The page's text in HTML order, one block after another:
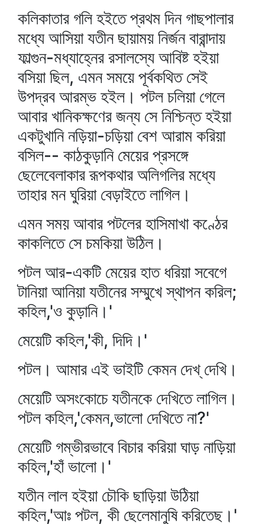
কলিকাতার গলি হইতে প্রথম দিন গাছপালার
মধ্যে আসিয়া যতীন ছায়াময় নির্জন বারান্দায়
ফাল্গুন-মধ্যাহ্নের রসালস্যে আবিষ্ট হইয়া
বসিয়া ছিল, এমন সময়ে পূর্বকথিত সেই
উপদ্রব আরম্ভ হইল। পটল চলিয়া গেলে
আবার খানিকক্ষণের জন্য সে নিশ্চিন্ত হইয়া
একটুখানি নড়িয়া-চড়িয়া বেশ আরাম করিয়া
বসিল-- কাঠকুড়ানি মেয়ের প্রসঙ্গে
ছেলেবেলাকার রূপকথার অলিগলির মধ্যে
তাহার মন ঘুরিয়া বেড়াইতে লাগিল।
এমন সময় আবার পটলের হাসিমাখা কণ্ঠের
কাকলিতে সে চমকিয়া উঠিল।
পটল আর-একটি মেয়ের হাত ধরিয়া সবেগে
টানিয়া আনিয়া যতীনের সম্মুখে স্থাপন করিল;
কহিল,'ও কুড়ানি।'
মেয়েটি কহিল,'কী, দিদি।'
পটল। আমার এই ভাইটি কেমন দেখ্‌ দেখি।
মেয়েটি অসংকোচে যতীনকে দেখিতে লাগিল।
পটল কহিল,'কেমন,ভালো দেখিতে না?'
মেয়েটি গম্ভীরভাবে বিচার করিয়া ঘাড় নাড়িয়া
কহিল,'হাঁ ভালো।'
যতীন লাল হইয়া চৌকি ছাড়িয়া উঠিয়া
কহিল,'আঃ পটল, কী ছেলেমানুষি করিতেছ।'